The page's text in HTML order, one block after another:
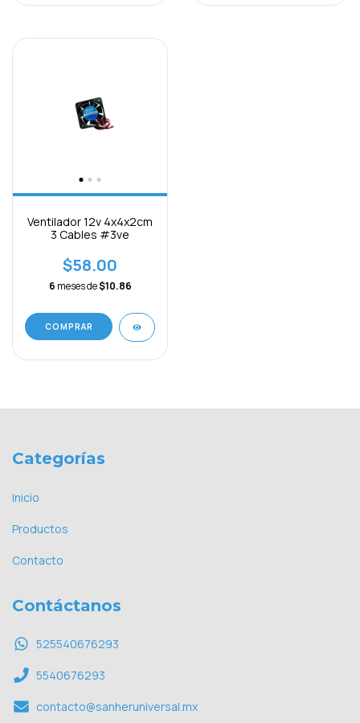
Ventilador 12v 4x4x2cm
3 Cables #3ve
$58.00
6 meses de$10.86
Categorías
Inicio
Productos
Contacto
Contáctanos
525540676293
5540676293
contacto@sanheruniversal.mx